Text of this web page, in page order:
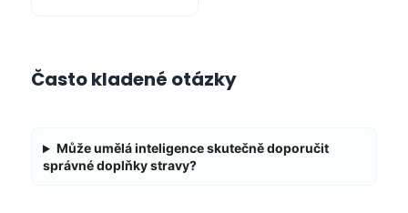
Často kladené otázky
Může umělá inteligence skutečně doporučit
správné doplňky stravy?